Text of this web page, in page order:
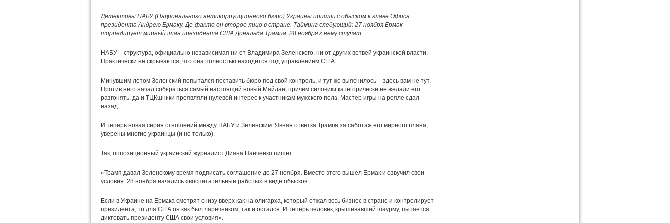
Детективы НАБУ (Национального антикоррупционного бюро) Украины пришли с обыском к главе Офиса
президента Андрею Ермаку. Де-факто он второе лицо в стране. Тайминг следующий: 27 ноября Ермак
торпедирует мирный план президента США Дональда Трампа, 28 ноября к нему стучат.
НАБУ – структура, официально независимая ни от Владимира Зеленского, ни от других ветвей украинской власти.
Практически не скрывается, что она полностью находится под управлением США.
Минувшим летом Зеленский попытался поставить бюро под свой контроль, и тут же выяснилось – здесь вам не тут.
Против него начал собираться самый настоящий новый Майдан, причем силовики категорически не желали его
разгонять, да и ТЦКшники проявляли нулевой интерес к участникам мужского пола. Мастер игры на рояле сдал
назад.
И теперь новая серия отношений между НАБУ и Зеленским. Явная ответка Трампа за саботаж его мирного плана,
уверены многие украинцы (и не только).
Так, оппозиционный украинский журналист Диана Панченко пишет:
«Трамп давал Зеленскому время подписать соглашение до 27 ноября. Вместо этого вышел Ермак и озвучил свои
условия. 28 ноября начались «воспитательные работы» в виде обысков.
Если в Украине на Ермака смотрят снизу вверх как на олигарха, который отжал весь бизнес в стране и контролирует
президента, то для США он как был ларёчником, так и остался. И теперь человек, крышевавший шаурму, пытается
диктовать президенту США свои условия».